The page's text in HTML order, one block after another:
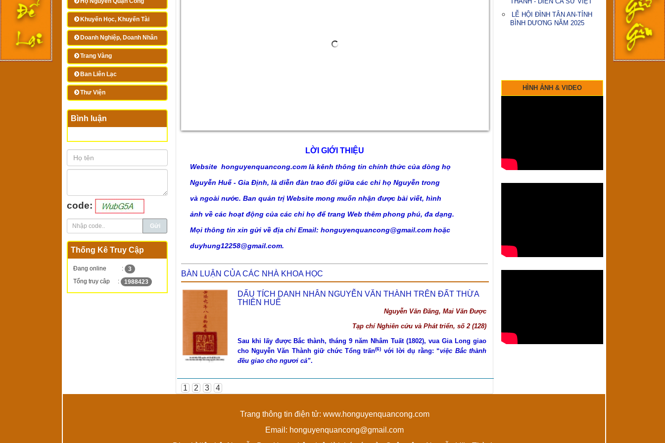
Khuyến Học, Khuyến Tài
Doanh Nghiệp, Doanh Nhân
Trang Vàng
Ban Liên Lạc
Thư Viện
Bình luận
code:
Thống Kê Truy Cập
Đang online :
3
Tổng truy câp
: 1988423
LỜI GIỚI THIỆU
Website honguyenquancong.com là kênh thông tin chính thức của dòng họ
Nguyễn Huế - Gia Định, là diễn đàn trao đổi giữa các chi họ Nguyễn trong
và ngoài nước. Ban quản trị Website mong muốn nhận được bài viết, hình
ảnh về các hoạt động của các chi họ để trang Web thêm phong phú, đa dạng.
Mọi thông tin xin gửi về địa chỉ Email: honguyenquancong@gmail.com hoặc
duyhung12258@gmail.com.
BÀN LUẬN CỦA CÁC NHÀ KHOA HỌC
DẤU TÍCH DANH NHÂN NGUYỄN VĂN THÀNH TRÊN ĐẤT THỪA
THIÊN HUẾ
Nguyễn Văn Đăng, Mai Văn Được
Tạp chí Nghiên cứu và Phát triển, số 2 (128)
Sau khi lấy được Bắc thành, tháng 9 năm Nhâm Tuất (1802), vua Gia Long giao
cho Nguyễn Văn Thành giữ chức Tổng trấn(6) với lời dụ rằng: “việc Bắc thành
đều giao cho ngươi cả”.
1 2 3 4
THÀNH - DIỄN CA SỬ VIỆT
LỄ HỘI ĐÌNH TÂN AN-TỈNH
HÌNH ẢNH & VIDEO
Trang thông tin điện tử: www.honguyenquancong.com
Email: honguyenquancong@gmail.com